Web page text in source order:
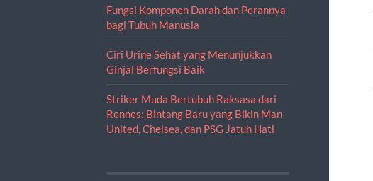
Fungsi Komponen Darah dan Perannya
bagi Tubuh Manusia
Ciri Urine Sehat yang Menunjukkan
Ginjal Berfungsi Baik
Striker Muda Bertubuh Raksasa dari
Rennes: Bintang Baru yang Bikin Man
United, Chelsea, dan PSG Jatuh Hati